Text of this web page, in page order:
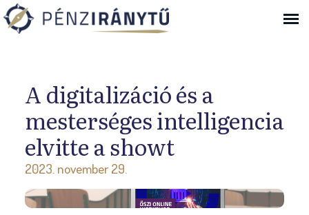
Ugrás a navigációhoz
A digitalizáció és a
mesterséges intelligencia
elvitte a showt
2023. november 29.